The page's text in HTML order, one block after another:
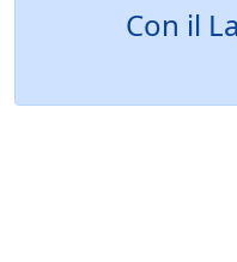
Con il